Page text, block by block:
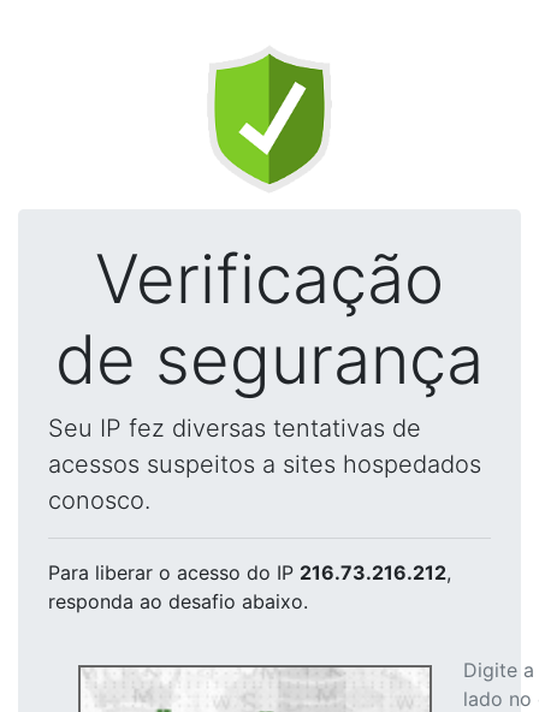
Verificação
de segurança
Seu IP fez diversas tentativas de
acessos suspeitos a sites hospedados
conosco.
Para liberar o acesso do IP 216.73.216.212,
responda ao desafio abaixo.
Digite
lado no